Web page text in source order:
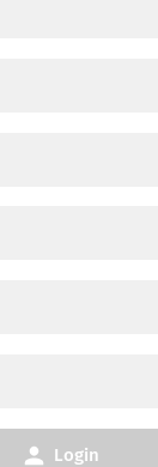
Login